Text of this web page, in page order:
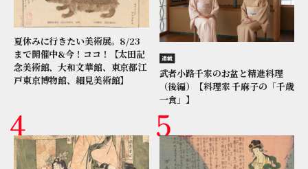
夏休みに行きたい美術展。8/23
まで開催中&今！ココ！【太田記
念美術館、大和文華館、東京都江
戸東京博物館、細見美術館】
連載
武者小路千家のお盆と精進料理
（後編）【料理家 千麻子の「千歳
一食」】